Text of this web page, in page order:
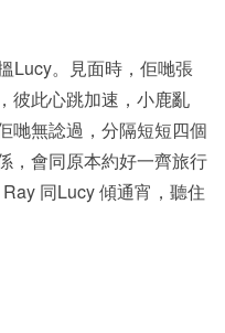
Lucy。見面時，佢哋張
彼此心跳加速，小鹿亂
哋無諗過，分隔短短四個
，會同原本約好一齊旅行
同Lucy 傾通宵，聽住